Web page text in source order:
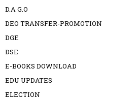
D.A G.O
DEO TRANSFER-PROMOTION
DGE
DSE
E-BOOKS DOWNLOAD
EDU UPDATES
ELECTION